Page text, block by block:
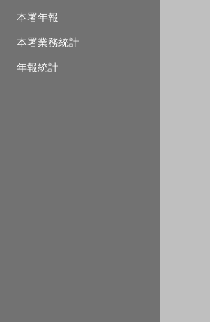
本署年報
本署業務統計
年報統計